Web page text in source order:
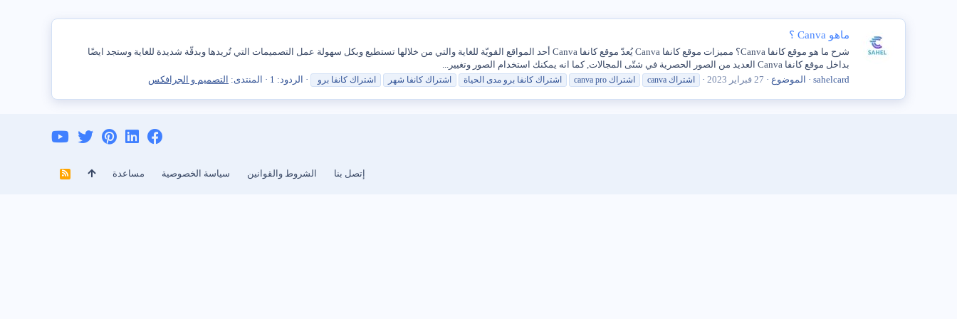
ماهو Canva ؟
شرح ما هو موقع كانفا Canva؟ مميزات موقع كانفا Canva يُعدّ موقع كانفا Canva أحد المواقع القويّة للغاية والتي من خلالها تستطيع وبكل سهولة عمل التصميمات التي تُريدها وبدقّة شديدة للغاية وستجد ايضًا
بداخل موقع كانفا Canva العديد من الصور الحصرية في شتّى المجالات, كما انه يمكنك استخدام الصور وتغيير...
sahelcard
الموضوع 27 فبراير 2023 اشتراك اشتراك اشتراك كانفا برو مدى الحياة اشتراك كانفا شهر اشتراك كانفا برو الردود: 1 المنتدى: التصميم و الجرافكس
إتصل بنا الشروط والقوانين سياسة الخصوصية مساعدة
R